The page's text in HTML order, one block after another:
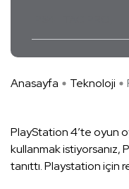
Anasayfa Teknoloji
PlayStation 4’te oyun
kullanmak istiyorsanız,
tanıttı. Playstation için